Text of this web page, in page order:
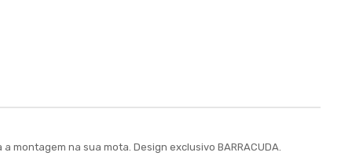
na sua mota. Design exclusivo BARRACUDA.